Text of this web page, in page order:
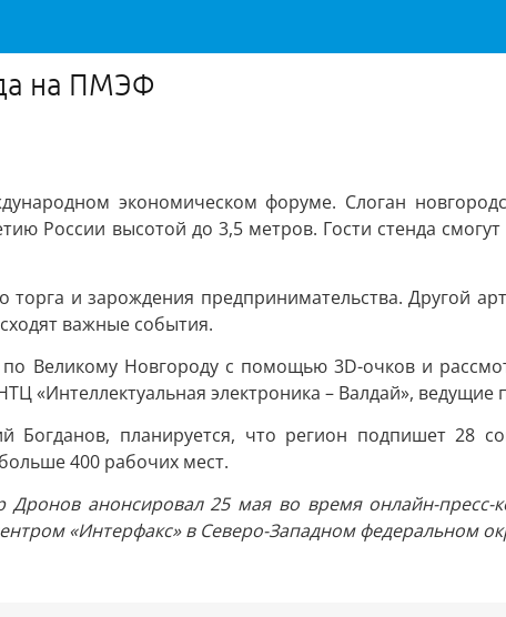
на ПМЭФ
экономическом форуме. Слоган
России высотой до 3,5 метров. Гости стенда
и зарождения предпринимательства. Другой
важные события.
Великому Новгороду с помощью 3D-очков и
«Интеллектуальная электроника – Валдай», ведущие
Богданов, планируется, что регион подпишет 28
400 рабочих мест.
анонсировал 25 мая во время онлайн-
«Интерфакс» в Северо-Западном федеральном